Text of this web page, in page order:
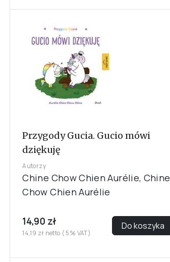
Przygody Gucia. Gucio mówi
dziękuję
Autorzy
Chine Chow Chien Aurélie, Chine
Chow Chien Aurélie
14,90 zł
14,19 zł netto ( 5% VAT)
Do koszyka